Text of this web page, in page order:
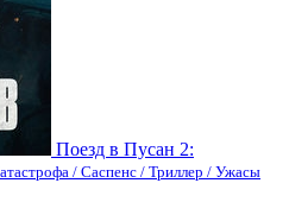
Поезд в Пусан 2:
/ Саспенс / Триллер / Ужасы